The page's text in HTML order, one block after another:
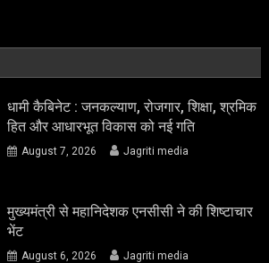
धामी कैबिनेट : जनकल्याण, रोजगार, शिक्षा, श्रमिक
हित और आधारभूत विकास को नई गति
August 7, 2026 Jagriti media
मुख्यमंत्री से महानिदेशक एनसीसी ने की शिष्टाचार
भेंट
August 6, 2026 Jagriti media